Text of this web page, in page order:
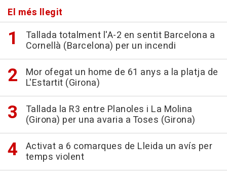
El més llegit
Tallada totalment l'A-2 en sentit Barcelona a
Cornellà (Barcelona) per un incendi
Mor ofegat un home de 61 anys a la platja de
L'Estartit (Girona)
Tallada la R3 entre Planoles i La Molina
(Girona) per una avaria a Toses (Girona)
Activat a 6 comarques de Lleida un avís per
temps violent